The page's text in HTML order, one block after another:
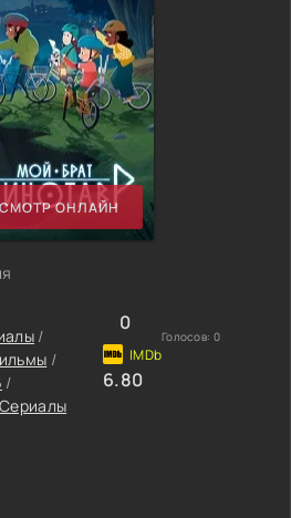
ОНЛАЙН
/
/
/
Сериалы
0
Голосов: 0
6.80